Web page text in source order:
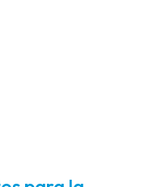
a
los entornos